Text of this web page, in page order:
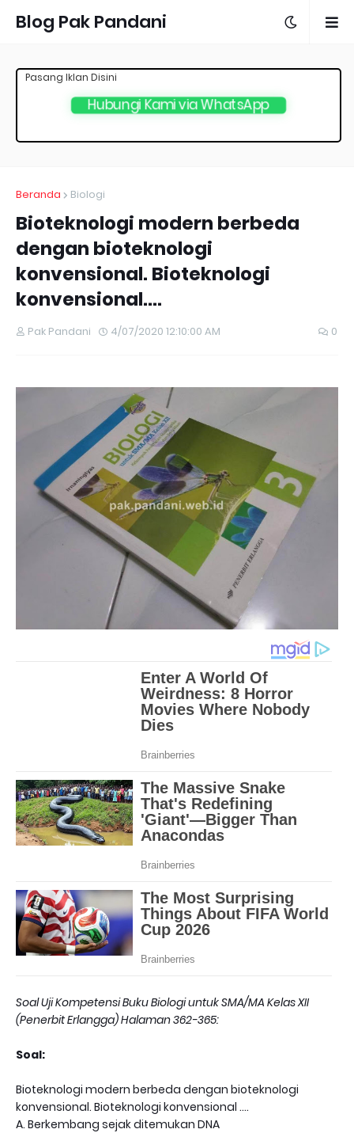
Blog Pak Pandani
Hubungi Kami via WhatsApp
Pasang Iklan Disini
Beranda Biologi
Bioteknologi modern berbeda
dengan bioteknologi
konvensional. Bioteknologi
konvensional....
Pak Pandani 4/07/2020 12:10:00 AM 0
Soal Uji Kompetensi Buku Biologi untuk SMA/MA Kelas XII
(Penerbit Erlangga) Halaman 362-365:
Soal:
Bioteknologi modern berbeda dengan bioteknologi
konvensional. Bioteknologi konvensional ....
A. Berkembang sejak ditemukan DNA